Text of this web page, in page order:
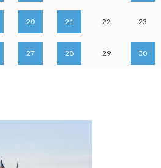
20 21 22 23
27 28 29 30